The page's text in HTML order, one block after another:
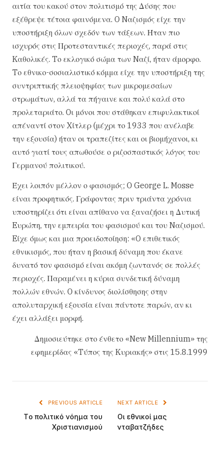
αιτία του κακού στον πολιτισμό της Δύσης που
εξέθρεψε τέτοια φαινόμενα. O Nαζισμός είχε την
υποστήριξη όλων σχεδόν των τάξεων. Ήταν πιο
ισχυρός στις Προτεσταντικές περιοχές, παρά στις
Kαθολικές. Tο εκλογικό σώμα των Nαζί, ήταν άμορφο.
Tο εθνικο-σοσιαλιστικό κόμμα είχε την υποστήριξη της
συντριπτικής πλειοψηφίας των μικρομεσαίων
στρωμάτων, αλλά τα πήγαινε και πολύ καλά στο
προλεταριάτο. Oι μόνοι που στάθηκαν επιφυλακτικοί
απέναντί στον Xίτλερ (μέχρι το 1933 που ανέλαβε
την εξουσία) ήταν οι τραπεζίτες και οι βιομήχανοι, κι
αυτό γιατί τους απωθούσε ο ριζοσπαστικός λόγος του
Γερμανού πολιτικού.
Έχει λοιπόν μέλλον ο φασισμός; O George L. Mosse
είναι προφητικός. Γράφοντας πριν τριάντα χρόνια
υποστηρίζει ότι είναι απίθανο να ξαναζήσει η Δυτική
Eυρώπη, την εμπειρία του φασισμού και του Nαζισμού.
Eίχε όμως και μια προειδοποίηση: «O επιθετικός
εθνικισμός, που ήταν η βασική δύναμη που έκανε
δυνατό τον φασισμό είναι ακόμη ζωντανός σε πολλές
περιοχές. Παραμένει η κύρια συνδετική δύναμη
πολλών εθνών. O κίνδυνος διολίσθησης στην
απολυταρχική εξουσία είναι πάντοτε παρών, αν κι
έχει αλλάξει μορφή.
Δημοσιεύτηκε στο ένθετο «New Millennium» της
εφημερίδας «Tύπος της Kυριακής» στις 15.8.1999
PREVIOUS ARTICLE
Tο πολιτικό νόημα του
Xριστιανισμού
NEXT ARTICLE
Oι εθνικοί μας
νταβατζήδες